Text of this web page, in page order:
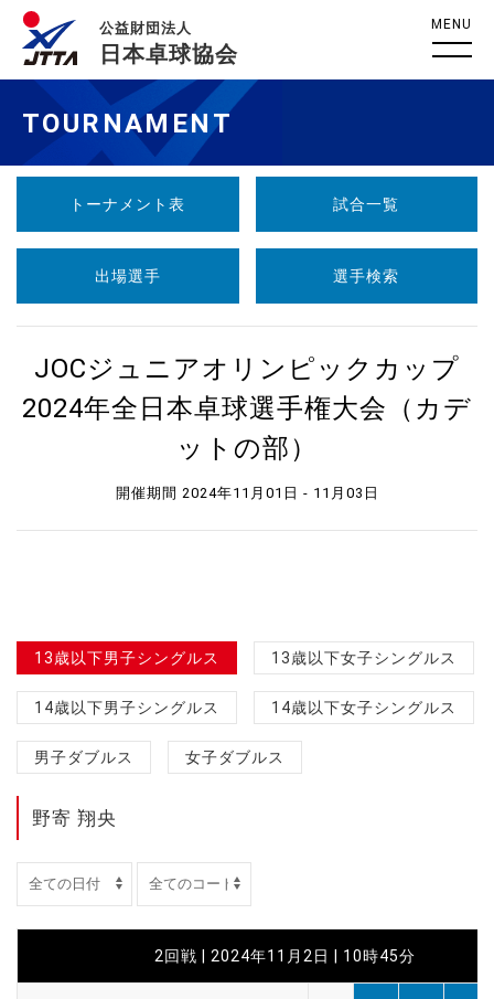
公益財団法人
日本卓球協会
MENU
TOURNAMENT
トーナメント表 試合一覧
出場選手 選手検索
JOCジュニアオリンピックカップ
2024年全日本卓球選手権大会（カデ
ットの部）
開催期間 2024年11月01日 - 11月03日
13歳以下男子シングルス 13歳以下女子シングルス
14歳以下男子シングルス 14歳以下女子シングルス
男子ダブルス 女子ダブルス
野寄 翔央
2回戦 | 2024年11月2日 | 10時45分